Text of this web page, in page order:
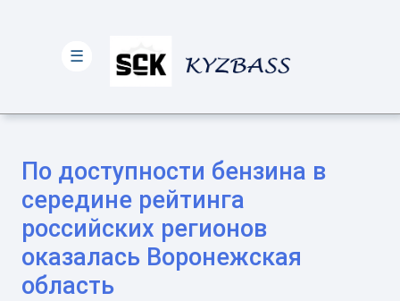
По доступности бензина в
середине рейтинга
российских регионов
оказалась Воронежская
область
☰